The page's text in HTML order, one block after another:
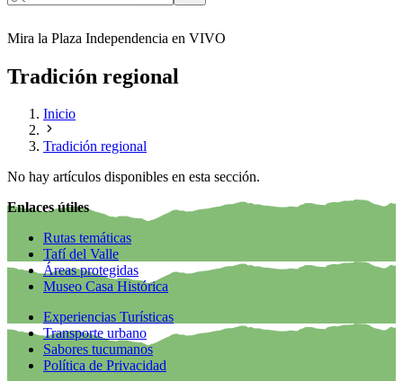
Mira la Plaza Independencia en VIVO
Tradición regional
Inicio
Tradición regional
No hay artículos disponibles en esta sección.
Enlaces útiles
Rutas temáticas
Tafí del Valle
Áreas protegidas
Museo Casa Histórica
Experiencias Turísticas
Transporte urbano
Sabores tucumanos
Política de Privacidad